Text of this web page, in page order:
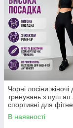
Чорні лосіни жіночі
тренувань з пуш ап
спортивні для
йоги танців дівчині
В наявності